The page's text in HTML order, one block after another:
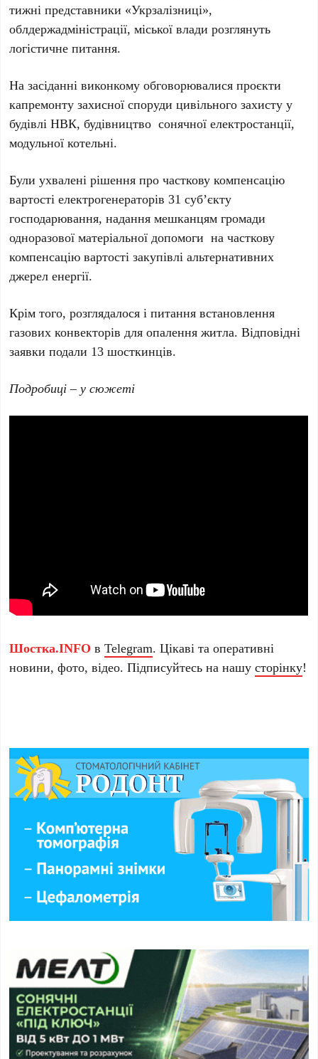
тижні представники «Укрзалізниці»,
облдержадміністрації, міської влади розглянуть
логістичне питання.
На засіданні виконкому обговорювалися проєкти
капремонту захисної споруди цивільного захисту у
будівлі НВК, будівництво сонячної електростанції,
модульної котельні.
Були ухвалені рішення про часткову компенсацію
вартості електрогенераторів 31 суб’єкту
господарювання, надання мешканцям громади
одноразової матеріальної допомоги на часткову
компенсацію вартості закупівлі альтернативних
джерел енергії.
Крім того, розглядалося і питання встановлення
газових конвекторів для опалення житла. Відповідні
заявки подали 13 шосткинців.
Подробиці – у сюжеті
Шостка.INFO вTelegram. Цікаві та оперативні
новини, фото, відео. Підписуйтесь на нашусторінку!